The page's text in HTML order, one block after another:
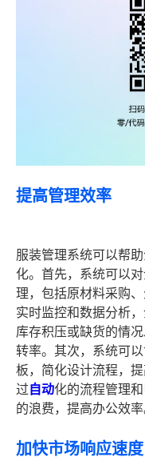
提高管理效率
服装管理系统可以帮
化。首先，系统可以
理，包括原材料采购
实时监控和数据分析
库存积压或缺货的情
转率。其次，系统可
板，简化设计流程，
过 自动化的流程管理
的浪费，提高办公效率
加快市场响应速度